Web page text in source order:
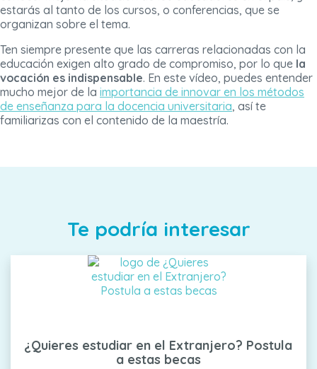
estarás al tanto de los cursos, o conferencias, que se
organizan sobre el tema.
Ten siempre presente que las carreras relacionadas con la
educación exigen alto grado de compromiso, por lo que la
vocación es indispensable. En este vídeo, puedes entender
mucho mejor de la importancia de innovar en los métodos
de enseñanza para la docencia universitaria, así te
familiarizas con el contenido de la maestría.
Te podría interesar
¿Quieres estudiar en el Extranjero? Postula
a estas becas